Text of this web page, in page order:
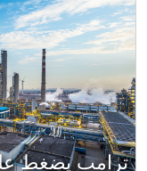
ترامب يضغط